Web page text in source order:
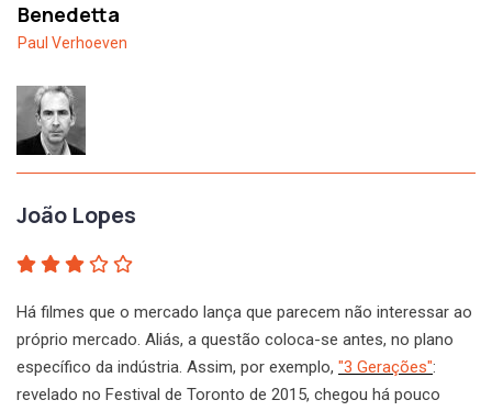
Benedetta
Paul Verhoeven
João Lopes
Há filmes que o mercado lança que parecem não interessar ao
próprio mercado. Aliás, a questão coloca-se antes, no plano
específico da indústria. Assim, por exemplo, "3 Gerações":
revelado no Festival de Toronto de 2015, chegou há pouco